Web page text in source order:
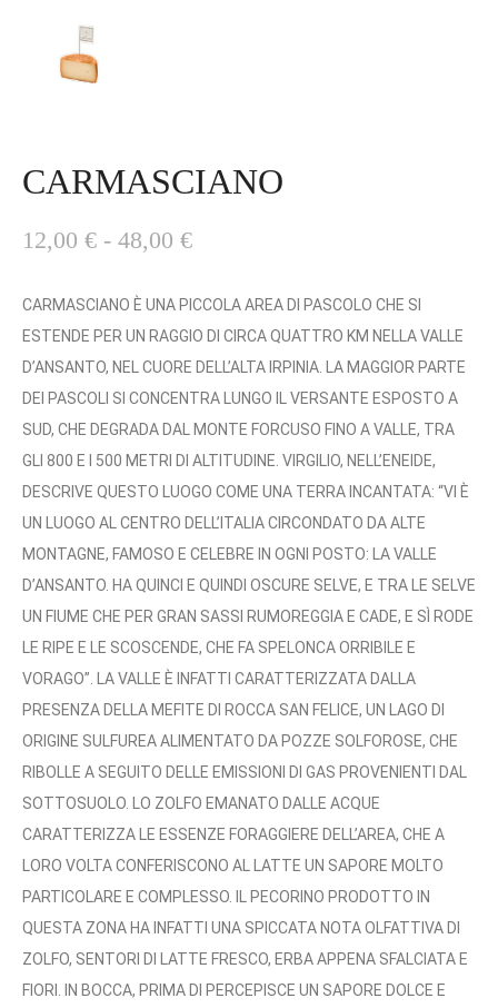
CARMASCIANO
12,00 € - 48,00 €F
S
C
I
A
D
I
P
R
E
Z
Z
O
:
D
A
1
2
,
0
0
€
A
CARMASCIANO È UNA PICCOLA AREA DI PASCOLO CHE SI
ESTENDE PER UN RAGGIO DI CIRCA QUATTRO KM NELLA VALLE
D’ANSANTO, NEL CUORE DELL’ALTA IRPINIA. LA MAGGIOR PARTE
DEI PASCOLI SI CONCENTRA LUNGO IL VERSANTE ESPOSTO A
SUD, CHE DEGRADA DAL MONTE FORCUSO FINO A VALLE, TRA
GLI 800 E I 500 METRI DI ALTITUDINE. VIRGILIO, NELL’ENEIDE,
DESCRIVE QUESTO LUOGO COME UNA TERRA INCANTATA: “VI È
UN LUOGO AL CENTRO DELL’ITALIA CIRCONDATO DA ALTE
MONTAGNE, FAMOSO E CELEBRE IN OGNI POSTO: LA VALLE
D’ANSANTO. HA QUINCI E QUINDI OSCURE SELVE, E TRA LE SELVE
UN FIUME CHE PER GRAN SASSI RUMOREGGIA E CADE, E SÌ RODE
LE RIPE E LE SCOSCENDE, CHE FA SPELONCA ORRIBILE E
VORAGO”. LA VALLE È INFATTI CARATTERIZZATA DALLA
PRESENZA DELLA MEFITE DI ROCCA SAN FELICE, UN LAGO DI
ORIGINE SULFUREA ALIMENTATO DA POZZE SOLFOROSE, CHE
RIBOLLE A SEGUITO DELLE EMISSIONI DI GAS PROVENIENTI DAL
SOTTOSUOLO. LO ZOLFO EMANATO DALLE ACQUE
CARATTERIZZA LE ESSENZE FORAGGIERE DELL’AREA, CHE A
LORO VOLTA CONFERISCONO AL LATTE UN SAPORE MOLTO
PARTICOLARE E COMPLESSO. IL PECORINO PRODOTTO IN
QUESTA ZONA HA INFATTI UNA SPICCATA NOTA OLFATTIVA DI
ZOLFO, SENTORI DI LATTE FRESCO, ERBA APPENA SFALCIATA E
FIORI. IN BOCCA, PRIMA DI PERCEPISCE UN SAPORE DOLCE E